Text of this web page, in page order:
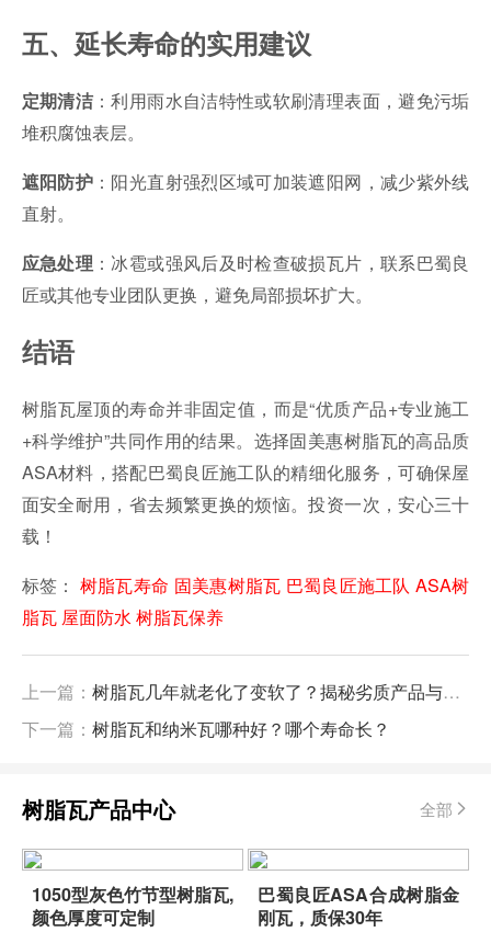
五、延长寿命的实用建议
定期清洁：利用雨水自洁特性或软刷清理表面，避免污垢
堆积腐蚀表层。
遮阳防护 ：阳光直射强烈区域可加装遮阳网，减少紫外线
直射。
应急处理 ：冰雹或强风后及时检查破损瓦片，联系巴蜀良
匠或其他专业团队更换，避免局部损坏扩大。
结语
树脂瓦屋顶的寿命并非固定值，而是“优质产品+专业施工
+科学维护”共同作用的结果。选择固美惠树脂瓦的高品质
ASA材料，搭配巴蜀良匠施工队的精细化服务，可确保屋
面安全耐用，省去频繁更换的烦恼。投资一次，安心三十
载！
标签： 树脂瓦寿命 固美惠树脂瓦 巴蜀良匠施工队 ASA树
脂瓦 屋面防水 树脂瓦保养
上一篇： 树脂瓦几年就老化了变软了？揭秘劣质产品与施工不当的隐患
下一篇： 树脂瓦和纳米瓦哪种好？哪个寿命长？
树脂瓦产品中心 全部
1050型灰色竹节型树脂瓦,
颜色厚度可定制
巴蜀良匠ASA合成树脂金
刚瓦，质保30年